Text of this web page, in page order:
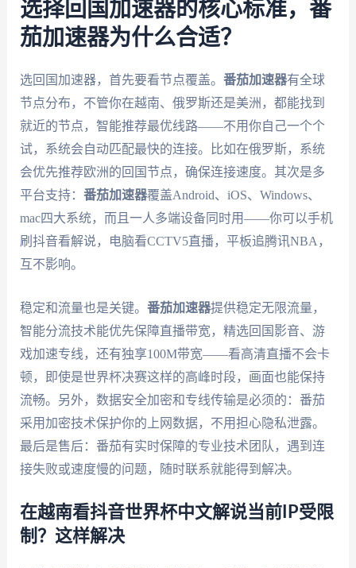
选择回国加速器的核心标准，番
茄加速器为什么合适？
选回国加速器，首先要看节点覆盖。 番茄加速器有全球
节点分布，不管你在越南、俄罗斯还是美洲，都能找到
就近的节点，智能推荐最优线路——不用你自己一个个
试，系统会自动匹配最快的连接。比如在俄罗斯，系统
会优先推荐欧洲的回国节点，确保连接速度。其次是多
平台支持： 番茄加速器覆盖Android、iOS、Windows、
mac四大系统，而且一人多端设备同时用——你可以手机
刷抖音看解说，电脑看CCTV5直播，平板追腾讯NBA，
互不影响。
稳定和流量也是关键。 番茄加速器提供稳定无限流量，
智能分流技术能优先保障直播带宽，精选回国影音、游
戏加速专线，还有独享100M带宽——看高清直播不会卡
顿，即使是世界杯决赛这样的高峰时段，画面也能保持
流畅。另外，数据安全加密和专线传输是必须的：番茄
采用加密技术保护你的上网数据，不用担心隐私泄露。
最后是售后：番茄有实时保障的专业技术团队，遇到连
接失败或速度慢的问题，随时联系就能得到解决。
在越南看抖音世界杯中文解说当前IP受限
制？这样解决